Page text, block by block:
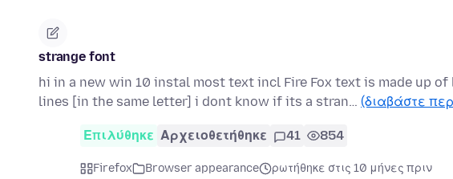
strange font
hi in a new win 10 instal most text incl Fire Fox text is made up
lines [in the same letter] i dont know if its a stran… (διαβάστε
Επιλύθηκε Αρχειοθετήθηκε 41 854
Firefox Browser appearance ρωτήθηκε στις 10 μήνες πριν